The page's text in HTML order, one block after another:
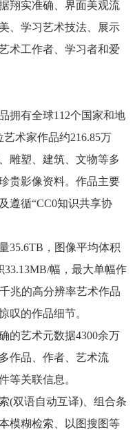
翔实准确、界面美观流
、学习艺术技法、展示
术工作者、学习者和爱
有全球112个国家和地
艺术家作品约216.85万
雕塑、建筑、文物等多
贵影像资料。作品主要
遵循“CC0知识共享协
，图像平均体积
幅，最大单幅作
兆的高分辨率艺术作品
叹的作品细节。
艺术元数据4300余万
作品、作者、艺术流
等关联信息。
双语自动互译)、组合条
模糊检索、以图搜图等